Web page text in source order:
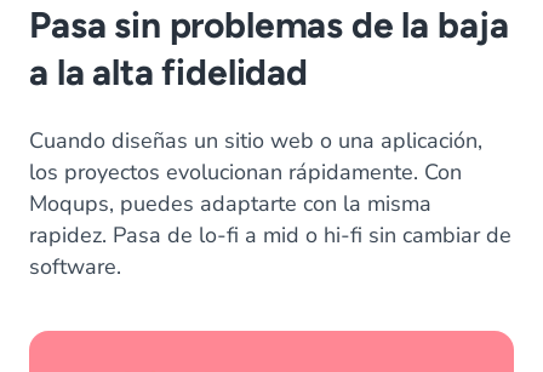
Pasa sin problemas de la baja
a la alta fidelidad
Cuando diseñas un sitio web o una aplicación,
los proyectos evolucionan rápidamente. Con
Moqups, puedes adaptarte con la misma
rapidez. Pasa de lo-fi a mid o hi-fi sin cambiar de
software.